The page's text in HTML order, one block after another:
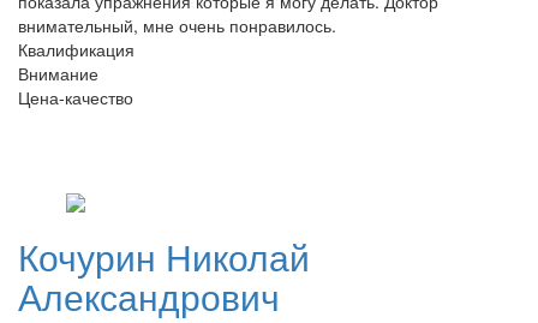
внимательный, мне очень понравилось.
Квалификация
Внимание
Цена-качество
Кочурин Николай
Александрович